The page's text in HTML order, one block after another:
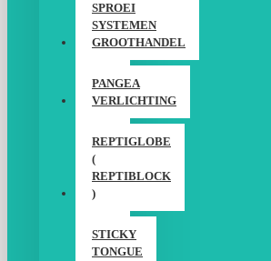
SPROEI
SYSTEMEN
GROOTHANDEL
PANGEA
VERLICHTING
REPTIGLOBE
(
REPTIBLOCK
)
STICKY
TONGUE